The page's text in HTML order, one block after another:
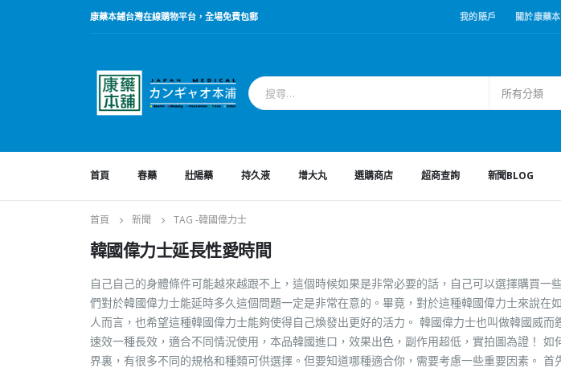
康藥本鋪台灣在線購物平台，全場免費包郵 我的賬戶 關於康藥
所有分類
首頁 春藥 壯陽藥 持久液 增大丸 選購商店 超商查詢 新聞BLOG
首頁 新聞 TAG -韓國偉力士
韓國偉力士延長性愛時間
自己自己的身體條件可能越來越跟不上，這個時候如果是非常必要的話，自己可以選擇購買一
們對於韓國偉力士能延時多久這個問題一定是非常在意的。畢竟，對於這種韓國偉力士來說在
人而言，也希望這種韓國偉力士能夠使得自己煥發出更好的活力。 韓國偉力士也叫做韓國威
速效一種長效，適合不同情況使用，本品韓國進口，效果出色，副作用超低，實拍圖為證！
界裏，有很多不同的規格和種類可供選擇。但要知道哪種適合你，需要考慮一些重要因素。